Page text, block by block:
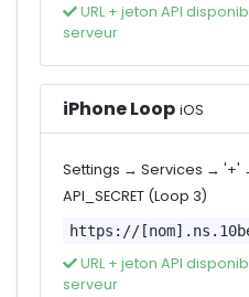
URL + jeton API
serveur
iPhone Loop iOS
Settings → Services → '+'
API_SECRET (Loop 3)
https://
URL + jeton API
serveur